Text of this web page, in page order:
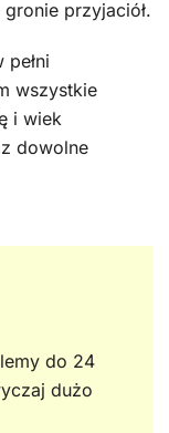
przyjaciół.
wszystkie
i wiek
dowolne
do 24
dużo